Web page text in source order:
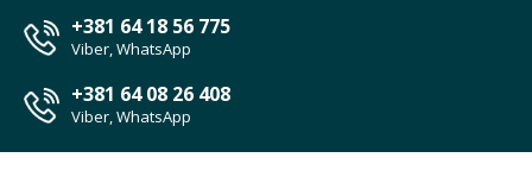
+381 64 18 56 775
Viber, WhatsApp
+381 64 08 26 408
Viber, WhatsApp